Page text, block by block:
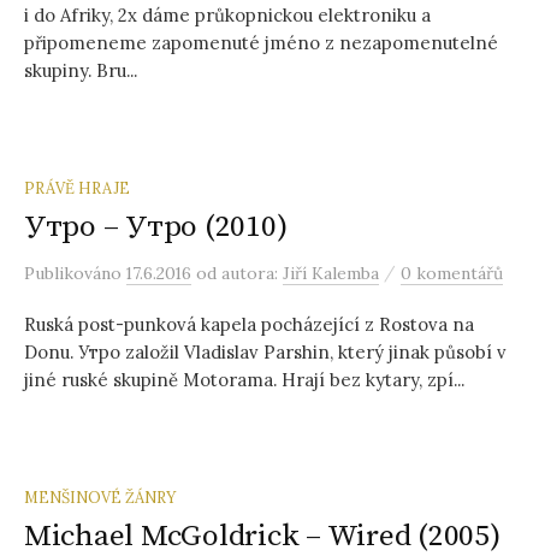
i do Afriky, 2x dáme průkopnickou elektroniku a
připomeneme zapomenuté jméno z nezapomenutelné
skupiny. Bru...
PRÁVĚ HRAJE
Утро – Утро (2010)
Publikováno 17.6.2016 od autora: Jiří Kalemba / 0 komentářů
Ruská post-punková kapela pocházející z Rostova na
Donu. Утро založil Vladislav Parshin, který jinak působí v
jiné ruské skupině Motorama. Hrají bez kytary, zpí...
MENŠINOVÉ ŽÁNRY
Michael McGoldrick – Wired (2005)